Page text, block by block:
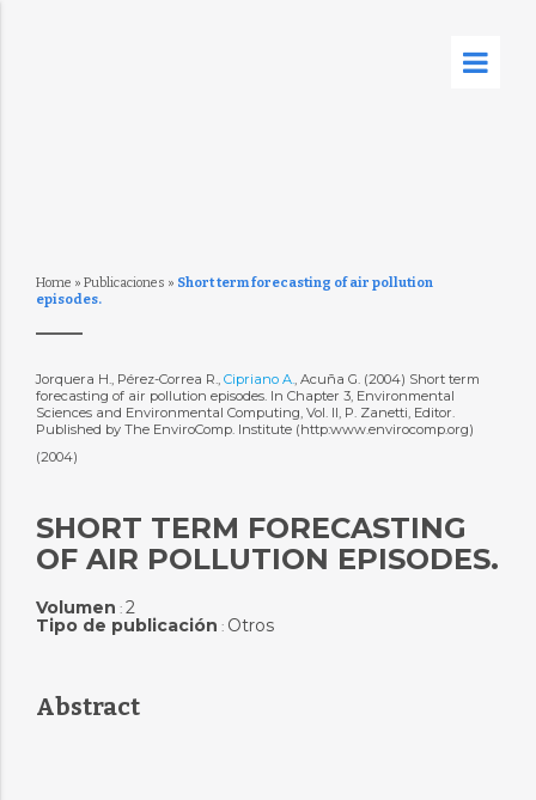
Home » Publicaciones » Short term forecasting of air pollution
episodes.
Jorquera H., Pérez-Correa R., Cipriano A., Acuña G. (2004) Short term
forecasting of air pollution episodes. In Chapter 3, Environmental
Sciences and Environmental Computing, Vol. II, P. Zanetti, Editor.
Published by The EnviroComp. Institute (http:www.envirocomp.org)
(2004)
SHORT TERM FORECASTING
OF AIR POLLUTION EPISODES.
Volumen : 2
Tipo de publicación : Otros
Abstract